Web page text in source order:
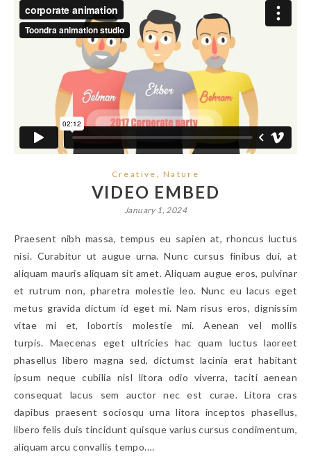
Creative , Nature
VIDEO EMBED
January 1, 2024
Praesent nibh massa, tempus eu sapien at, rhoncus luctus
nisi. Curabitur ut augue urna. Nunc cursus finibus dui, at
aliquam mauris aliquam sit amet. Aliquam augue eros, pulvinar
et rutrum non, pharetra molestie leo. Nunc eu lacus eget
metus gravida dictum id eget mi. Nam risus eros, dignissim
vitae mi et, lobortis molestie mi. Aenean vel mollis
turpis. Maecenas eget ultricies hac quam luctus laoreet
phasellus libero magna sed, dictumst lacinia erat habitant
ipsum neque cubilia nisl litora odio viverra, taciti aenean
consequat lacus sem auctor nec est curae. Litora cras
dapibus praesent sociosqu urna litora inceptos phasellus,
libero felis duis tincidunt quisque varius cursus condimentum,
aliquam arcu convallis tempo.…